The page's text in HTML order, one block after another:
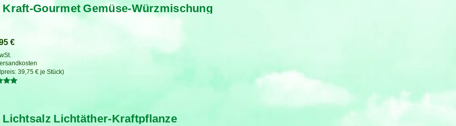
Gourmet Gemüse-Würzmischung
€
39,75 € je Stück
Lichtsalz Lichtäther-Kraftpflanze